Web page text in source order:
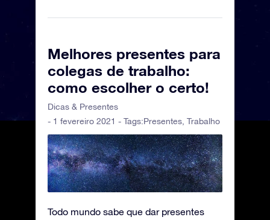
Melhores presentes para
colegas de trabalho:
como escolher o certo!
Dicas & Presentes
- 1 fevereiro 2021 - Tags:Presentes, Trabalho
Todo mundo sabe que dar presentes